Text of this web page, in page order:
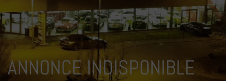
ANNONCE INDISPONIBLE